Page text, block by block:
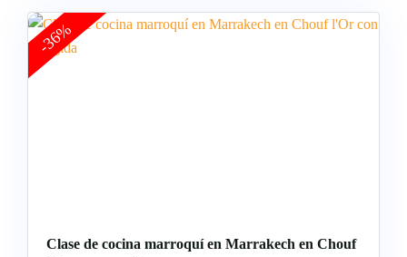
-36%
Clase de cocina marroquí en Marrakech en Chouf